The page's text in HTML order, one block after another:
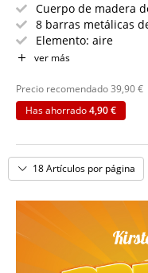
Cuerpo de madera
8 barras metálicas
Elemento: aire
Placa de viento con
Cuerda roja con
Notas: A C E B
ver más
Precio recomendado39,90€
Has ahorrado4,90 €
18 Artículos por página